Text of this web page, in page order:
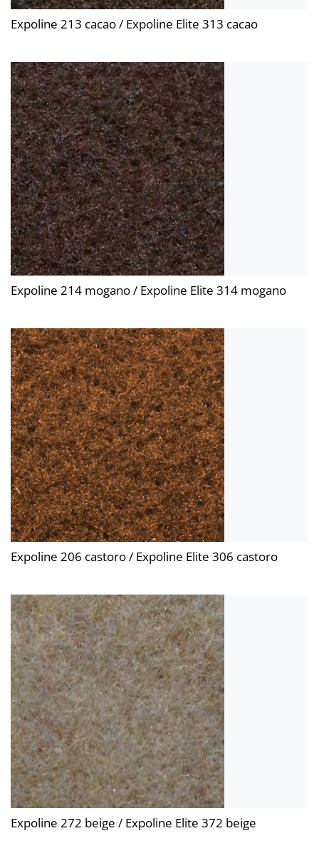
Expoline 213 cacao / Expoline Elite 313 cacao
Expoline 214 mogano / Expoline Elite 314 mogano
Expoline 206 castoro / Expoline Elite 306 castoro
Expoline 272 beige / Expoline Elite 372 beige